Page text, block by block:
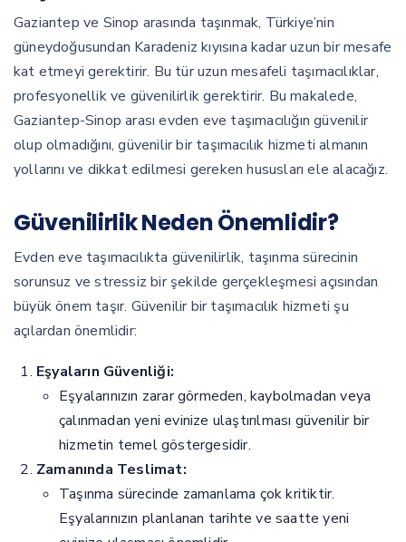
Gaziantep ve Sinop arasında taşınmak, Türkiye’nin
güneydoğusundan Karadeniz kıyısına kadar uzun bir mesafe
kat etmeyi gerektirir. Bu tür uzun mesafeli taşımacılıklar,
profesyonellik ve güvenilirlik gerektirir. Bu makalede,
Gaziantep-Sinop arası evden eve taşımacılığın güvenilir
olup olmadığını, güvenilir bir taşımacılık hizmeti almanın
yollarını ve dikkat edilmesi gereken hususları ele alacağız.
Güvenilirlik Neden Önemlidir?
Evden eve taşımacılıkta güvenilirlik, taşınma sürecinin
sorunsuz ve stressiz bir şekilde gerçekleşmesi açısından
büyük önem taşır. Güvenilir bir taşımacılık hizmeti şu
açılardan önemlidir:
Eşyaların Güvenliği:
Eşyalarınızın zarar görmeden, kaybolmadan veya
çalınmadan yeni evinize ulaştırılması güvenilir bir
hizmetin temel göstergesidir.
Zamanında Teslimat:
Taşınma sürecinde zamanlama çok kritiktir.
Eşyalarınızın planlanan tarihte ve saatte yeni